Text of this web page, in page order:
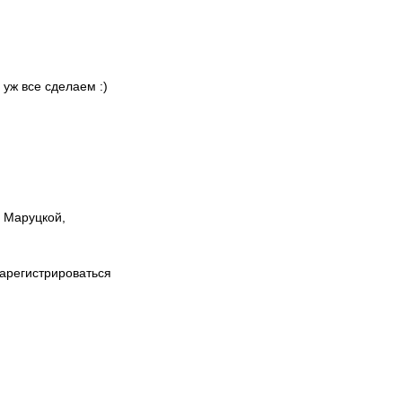
уж все сделаем :)